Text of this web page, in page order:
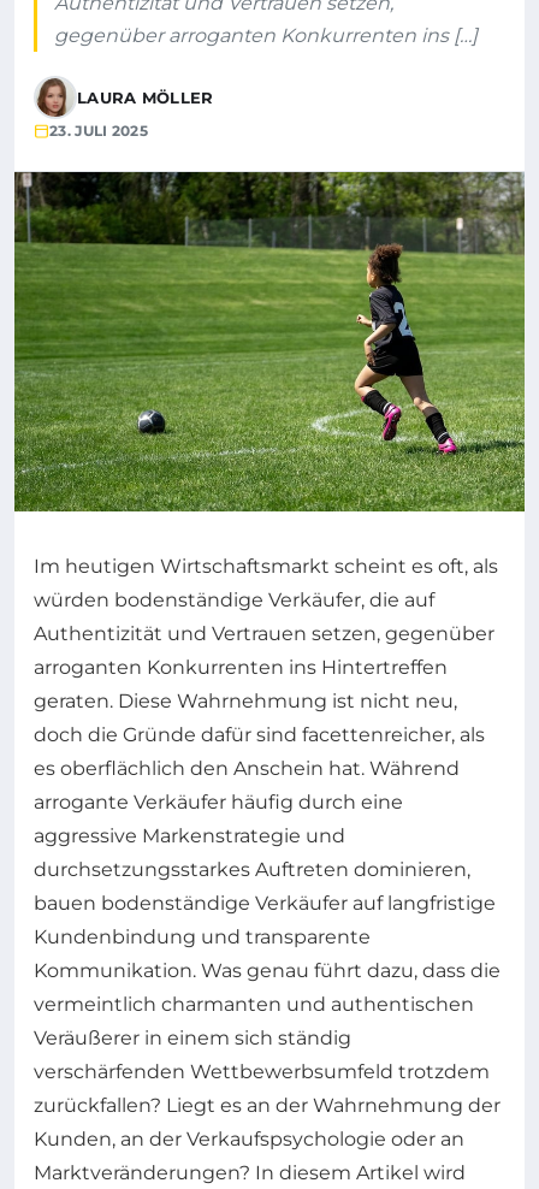
gegenüber arroganten Konkurrenten ins […]
LAURA MÖLLER
23. JULI 2025
Im heutigen Wirtschaftsmarkt scheint es oft, als
würden bodenständige Verkäufer, die auf
Authentizität und Vertrauen setzen, gegenüber
arroganten Konkurrenten ins Hintertreffen
geraten. Diese Wahrnehmung ist nicht neu,
doch die Gründe dafür sind facettenreicher, als
es oberflächlich den Anschein hat. Während
arrogante Verkäufer häufig durch eine
aggressive Markenstrategie und
durchsetzungsstarkes Auftreten dominieren,
bauen bodenständige Verkäufer auf langfristige
Kundenbindung und transparente
Kommunikation. Was genau führt dazu, dass die
vermeintlich charmanten und authentischen
Veräußerer in einem sich ständig
verschärfenden Wettbewerbsumfeld trotzdem
zurückfallen? Liegt es an der Wahrnehmung der
Kunden, an der Verkaufspsychologie oder an
Marktveränderungen? In diesem Artikel wird